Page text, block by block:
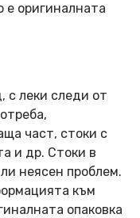
е оригиналната
с леки следи от
част, стоки с
и др. Стоки в
неясен проблем.
към
опаковка